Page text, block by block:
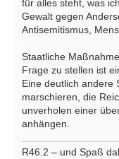
für alles steht, was
Gewalt gegen
Antisemitismus,
Staatliche
Frage zu stellen ist
Eine deutlich andere
marschieren, die
unverholen einer
anhängen.
R46.2 – und Spaß